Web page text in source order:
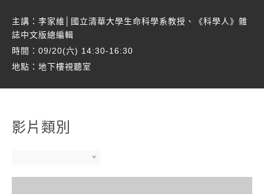
主講：李家維│國立清華大學生命科學系教授、《科學人》雜
誌中文版總編輯
時間：09/20(六) 14:30-16:30
地點：地下樓視聽室
影片類別